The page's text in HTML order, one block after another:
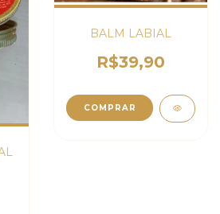
BALM LABIAL
R$39,90